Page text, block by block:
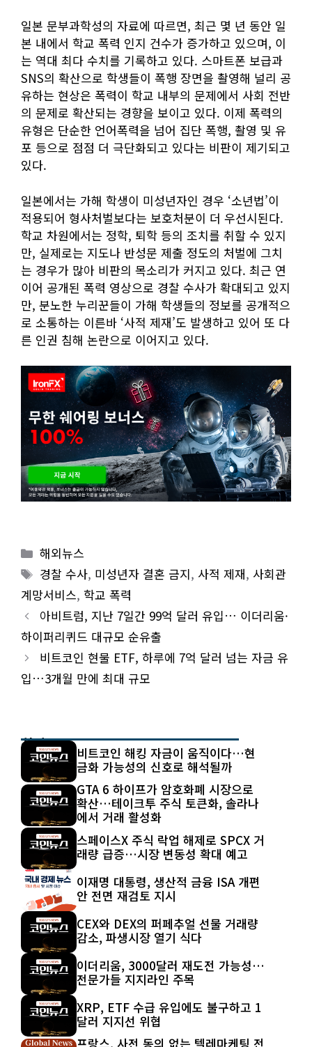
일본 문부과학성의 자료에 따르면, 최근 몇 년 동안 일
본 내에서 학교 폭력 인지 건수가 증가하고 있으며, 이
는 역대 최다 수치를 기록하고 있다. 스마트폰 보급과
SNS의 확산으로 학생들이 폭행 장면을 촬영해 널리 공
유하는 현상은 폭력이 학교 내부의 문제에서 사회 전반
의 문제로 확산되는 경향을 보이고 있다. 이제 폭력의
유형은 단순한 언어폭력을 넘어 집단 폭행, 촬영 및 유
포 등으로 점점 더 극단화되고 있다는 비판이 제기되고
있다.
일본에서는 가해 학생이 미성년자인 경우 ‘소년법’이
적용되어 형사처벌보다는 보호처분이 더 우선시된다.
학교 차원에서는 정학, 퇴학 등의 조치를 취할 수 있지
만, 실제로는 지도나 반성문 제출 정도의 처벌에 그치
는 경우가 많아 비판의 목소리가 커지고 있다. 최근 연
이어 공개된 폭력 영상으로 경찰 수사가 확대되고 있지
만, 분노한 누리꾼들이 가해 학생들의 정보를 공개적으
로 소통하는 이른바 ‘사적 제재’도 발생하고 있어 또 다
른 인권 침해 논란으로 이어지고 있다.
Categories
해외뉴스
Tags
경찰 수사, 미성년자 결혼 금지, 사적 제재, 사회관
계망서비스, 학교 폭력
아비트럼, 지난 7일간 99억 달러 유입… 이더리움·
하이퍼리퀴드 대규모 순유출
비트코인 현물 ETF, 하루에 7억 달러 넘는 자금 유
입…3개월 만에 최대 규모
최신 글
비트코인 해킹 자금이 움직이다…현
금화 가능성의 신호로 해석될까
GTA 6 하이프가 암호화폐 시장으로
확산…테이크투 주식 토큰화, 솔라나
에서 거래 활성화
스페이스X 주식 락업 해제로 SPCX 거
래량 급증…시장 변동성 확대 예고
이재명 대통령, 생산적 금융 ISA 개편
안 전면 재검토 지시
CEX와 DEX의 퍼페추얼 선물 거래량
감소, 파생시장 열기 식다
이더리움, 3000달러 재도전 가능성…
전문가들 지지라인 주목
XRP, ETF 수급 유입에도 불구하고 1
달러 지지선 위협
프랑스, 사전 동의 없는 텔레마케팅 전